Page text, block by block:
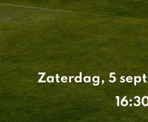
Zaterdag, 5